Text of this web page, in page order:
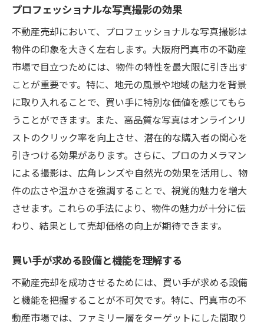
プロフェッショナルな写真撮影の効果
不動産売却において、プロフェッショナルな写真撮影は
物件の印象を大きく左右します。大阪府門真市の不動産
市場で目立つためには、物件の特性を最大限に引き出す
ことが重要です。特に、地元の風景や地域の魅力を背景
に取り入れることで、買い手に特別な価値を感じてもら
うことができます。また、高品質な写真はオンラインリ
ストのクリック率を向上させ、潜在的な購入者の関心を
引きつける効果があります。さらに、プロのカメラマン
による撮影は、広角レンズや自然光の効果を活用し、物
件の広さや温かさを強調することで、視覚的魅力を増大
させます。これらの手法により、物件の魅力が十分に伝
わり、結果として売却価格の向上が期待できます。
買い手が求める設備と機能を理解する
不動産売却を成功させるためには、買い手が求める設備
と機能を把握することが不可欠です。特に、門真市の不
動産市場では、ファミリー層をターゲットにした間取り